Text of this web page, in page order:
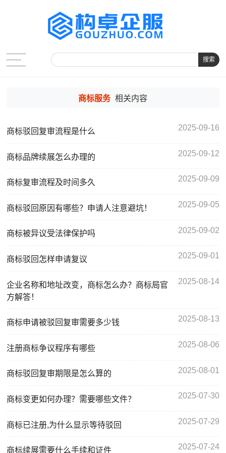
搜索
商标服务 相关内容
商标驳回复审流程是什么 2025-09-16
商标品牌续展怎么办理的 2025-09-12
商标复审流程及时间多久 2025-09-09
商标驳回原因有哪些？申请人注意避坑！ 2025-09-05
商标被异议受法律保护吗 2025-09-02
商标驳回怎样申请复议 2025-09-01
企业名称和地址改变，商标怎么办？商标局官
方解答！
2025-08-14
商标申请被驳回复审需要多少钱 2025-08-13
注册商标争议程序有哪些 2025-08-06
商标驳回复审期限是怎么算的 2025-08-01
商标变更如何办理？需要哪些文件？ 2025-07-30
商标已注册,为什么显示等待驳回 2025-07-29
商标续展需要什么手续和证件 2025-07-24